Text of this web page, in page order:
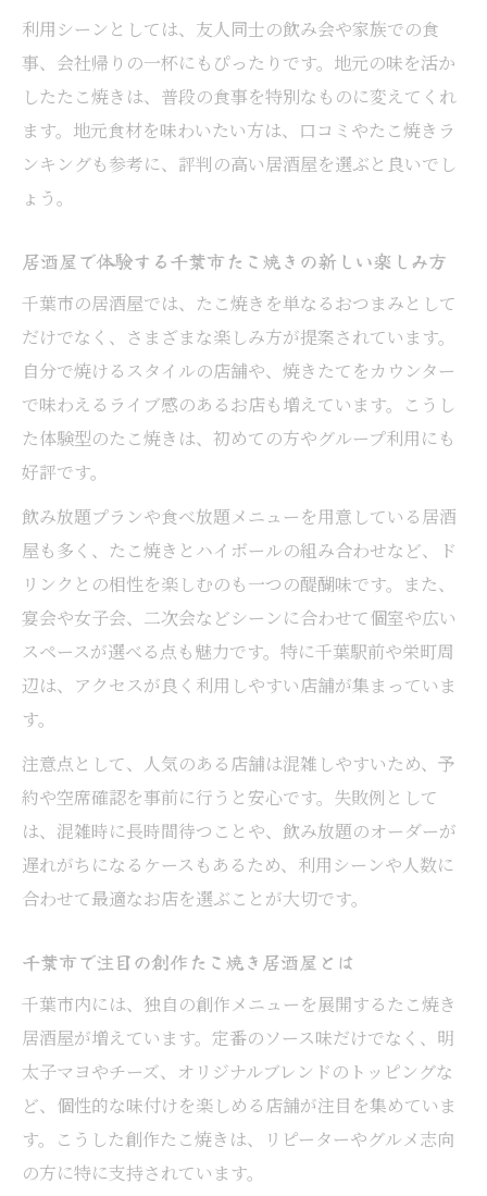
り情報
テイクアウトで楽しむ千葉市の居酒屋グル
メ体験
の注意点
居酒屋で味わう理想的なたこ焼き食感の秘
密
千葉市の居酒屋たこ焼き口コミ徹底チェッ
ク
ふわとろ食感を実現する居酒屋選びのポイ
ント
食感重視で選ぶ千葉の居酒屋たこ焼き
千葉市で話題のたこ焼き居酒屋の魅力を解剖
居酒屋で話題のたこ焼き人気の理由を探る
千葉市の注目居酒屋が提供する創作たこ焼
き体験
居酒屋ランキング常連のたこ焼きメニュー
千葉市で愛される居酒屋たこ焼きの共通点
話題の居酒屋で味わう限定たこ焼きの楽し
み方
飲み放題付き居酒屋でたこ焼き体験を堪能
力
友人と盛り上がる居酒屋たこ焼き飲み会の
すすめ
飲み放題メニューと相性抜群のたこ焼きを
紹介
利用シーンとしては、友人同士の飲み会や家族での食
事、会社帰りの一杯にもぴったりです。地元の味を活か
したたこ焼きは、普段の食事を特別なものに変えてくれ
ます。地元食材を味わいたい方は、口コミやたこ焼きラ
ンキングも参考に、評判の高い居酒屋を選ぶと良いでし
ょう。
居酒屋で体験する千葉市たこ焼きの新しい楽しみ方
千葉市の居酒屋では、たこ焼きを単なるおつまみとして
だけでなく、さまざまな楽しみ方が提案されています。
自分で焼けるスタイルの店舗や、焼きたてをカウンター
で味わえるライブ感のあるお店も増えています。こうし
た体験型のたこ焼きは、初めての方やグループ利用にも
好評です。
飲み放題プランや食べ放題メニューを用意している居酒
屋も多く、たこ焼きとハイボールの組み合わせなど、ド
リンクとの相性を楽しむのも一つの醍醐味です。また、
宴会や女子会、二次会などシーンに合わせて個室や広い
スペースが選べる点も魅力です。特に千葉駅前や栄町周
辺は、アクセスが良く利用しやすい店舗が集まっていま
す。
注意点として、人気のある店舗は混雑しやすいため、予
約や空席確認を事前に行うと安心です。失敗例として
は、混雑時に長時間待つことや、飲み放題のオーダーが
遅れがちになるケースもあるため、利用シーンや人数に
合わせて最適なお店を選ぶことが大切です。
千葉市で注目の創作たこ焼き居酒屋とは
千葉市内には、独自の創作メニューを展開するたこ焼き
居酒屋が増えています。定番のソース味だけでなく、明
太子マヨやチーズ、オリジナルブレンドのトッピングな
ど、個性的な味付けを楽しめる店舗が注目を集めていま
す。こうした創作たこ焼きは、リピーターやグルメ志向
の方に特に支持されています。